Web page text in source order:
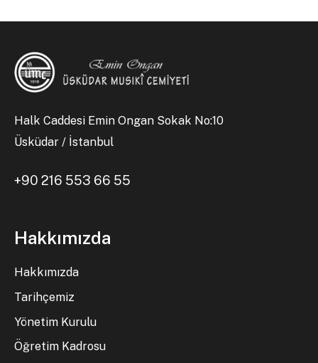
Halk Caddesi Emin Ongan Sokak No:10
Üsküdar / İstanbul
+90 216 553 66 55
Hakkımızda
Hakkımızda
Tarihçemiz
Yönetim Kurulu
Öğretim Kadrosu